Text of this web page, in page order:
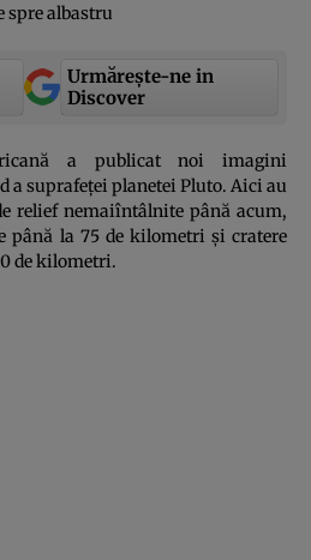
spre albastru
Urmărește-ne in
Discover
a publicat noi imagini
a suprafeţei planetei Pluto. Aici au
relief nemaiîntâlnite până acum,
până la 75 de kilometri şi cratere
de kilometri.